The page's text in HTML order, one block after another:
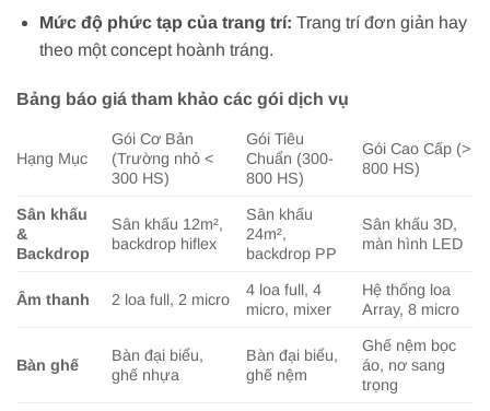
Mức độ phức tạp của trang trí: Trang trí đơn giản hay
theo một concept hoành tráng.
Bảng báo giá tham khảo các gói dịch vụ
Hạng Mục
Gói Cơ Bản
(Trường nhỏ <
300 HS)
Gói Tiêu
Chuẩn (300-
800 HS)
Gói Cao Cấp (>
800 HS)
Sân khấu
&
Backdrop
Sân khấu 12m²,
backdrop hiflex
Sân khấu
24m²,
backdrop PP
Sân khấu 3D,
màn hình LED
Âm thanh 2 loa full, 2 micro
4 loa full, 4
micro, mixer
Hệ thống loa
Array, 8 micro
Bàn ghế
Bàn đại biểu,
ghế nhựa
Bàn đại biểu,
ghế nệm
Ghế nệm bọc
áo, nơ sang
trọng